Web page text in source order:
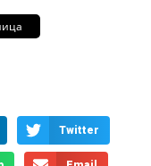
Twitter